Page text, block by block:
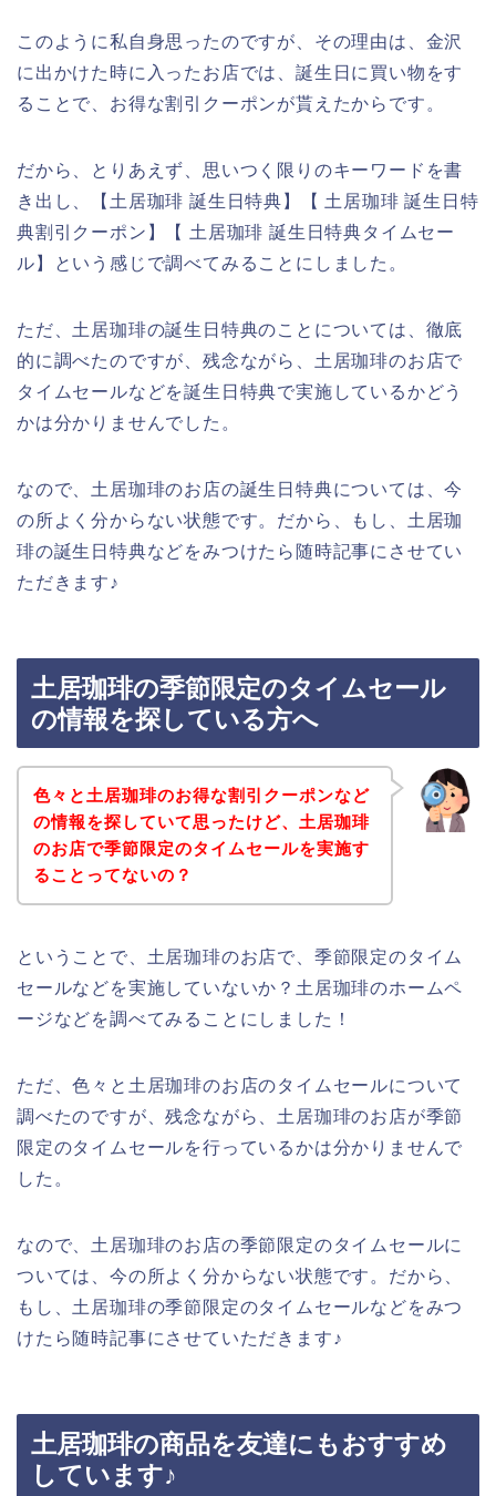
このように私自身思ったのですが、その理由は、金沢
に出かけた時に入ったお店では、誕生日に買い物をす
ることで、お得な割引クーポンが貰えたからです。
だから、とりあえず、思いつく限りのキーワードを書
き出し、【土居珈琲 誕生日特典】【 土居珈琲 誕生日特
典割引クーポン】【 土居珈琲 誕生日特典タイムセー
ル】という感じで調べてみることにしました。
ただ、土居珈琲の誕生日特典のことについては、徹底
的に調べたのですが、残念ながら、土居珈琲のお店で
タイムセールなどを誕生日特典で実施しているかどう
かは分かりませんでした。
なので、土居珈琲のお店の誕生日特典については、今
の所よく分からない状態です。だから、もし、土居珈
琲の誕生日特典などをみつけたら随時記事にさせてい
ただきます♪
土居珈琲の季節限定のタイムセール
の情報を探している方へ
色々と土居珈琲のお得な割引クーポンなど
の情報を探していて思ったけど、土居珈琲
のお店で季節限定のタイムセールを実施す
ることってないの？
ということで、土居珈琲のお店で、季節限定のタイム
セールなどを実施していないか？土居珈琲のホームペ
ージなどを調べてみることにしました！
ただ、色々と土居珈琲のお店のタイムセールについて
調べたのですが、残念ながら、土居珈琲のお店が季節
限定のタイムセールを行っているかは分かりませんで
した。
なので、土居珈琲のお店の季節限定のタイムセールに
ついては、今の所よく分からない状態です。だから、
もし、土居珈琲の季節限定のタイムセールなどをみつ
けたら随時記事にさせていただきます♪
土居珈琲の商品を友達にもおすすめ
しています♪